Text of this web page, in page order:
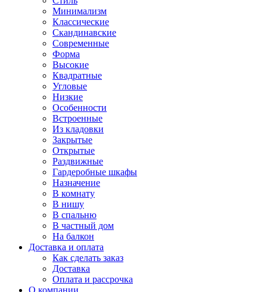
Минимализм
Классические
Скандинавские
Современные
Форма
Высокие
Квадратные
Угловые
Низкие
Особенности
Встроенные
Из кладовки
Закрытые
Открытые
Раздвижные
Гардеробные шкафы
Назначение
В комнату
В нишу
В спальню
В частный дом
На балкон
Доставка и оплата
Как сделать заказ
Доставка
Оплата и рассрочка
О компании